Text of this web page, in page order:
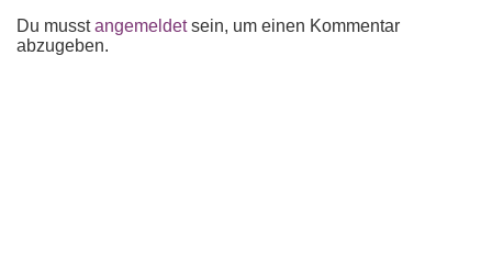
Du musstangemeldetsein, um einen Kommentar
abzugeben.